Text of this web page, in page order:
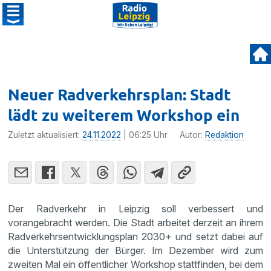
Neuer Radverkehrsplan: Stadt
lädt zu weiterem Workshop ein
Zuletzt aktualisiert:24.11.2022 | 06:25 Uhr Autor: Redaktion
Der Radverkehr in Leipzig soll verbessert und
vorangebracht werden. Die Stadt arbeitet derzeit an ihrem
Radverkehrsentwicklungsplan 2030+ und setzt dabei auf
die Unterstützung der Bürger. Im Dezember wird zum
zweiten Mal ein öffentlicher Workshop stattfinden, bei dem